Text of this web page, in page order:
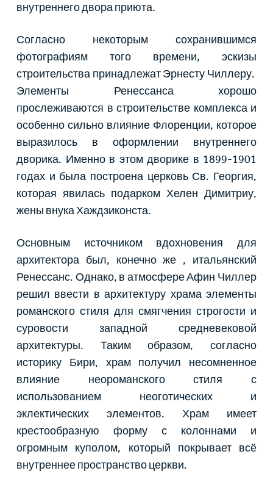
внутреннего двора приюта.
Согласно некоторым сохранившимся
фотографиям того времени, эскизы
строительства принадлежат Эрнесту Чиллеру.
Элементы Ренессанса хорошо
прослеживаются в строительстве комплекса и
особенно сильно влияние Флоренции, которое
выразилось в оформлении внутреннего
дворика. Именно в этом дворике в 1899-1901
годах и была построена церковь Св. Георгия,
которая явилась подарком Хелен Димитриу,
жены внука Хаждзиконста.
Основным источником вдохновения для
архитектора был, конечно же , итальянский
Ренессанс. Однако, в атмосфере Афин Чиллер
решил ввести в архитектуру храма элементы
романского стиля для смягчения строгости и
суровости западной средневековой
архитектуры. Таким образом, согласно
историку Бири, храм получил несомненное
влияние неороманского стиля с
использованием неоготических и
эклектических элементов. Храм имеет
крестообразную форму с колоннами и
огромным куполом, который покрывает всё
внутреннее пространство церкви.